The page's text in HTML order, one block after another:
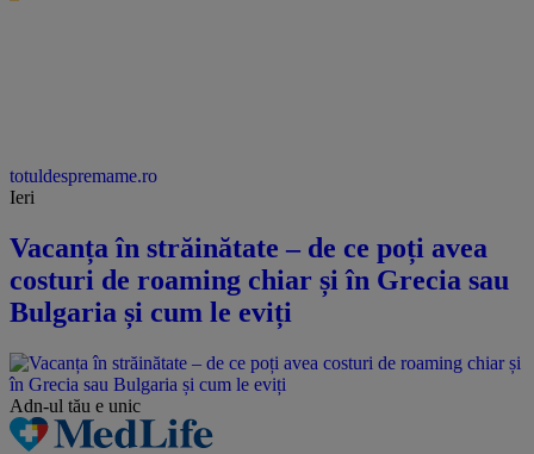
totuldespremame.ro
Ieri
Vacanța în străinătate – de ce poți avea
costuri de roaming chiar și în Grecia sau
Bulgaria și cum le eviți
Adn-ul tău e unic